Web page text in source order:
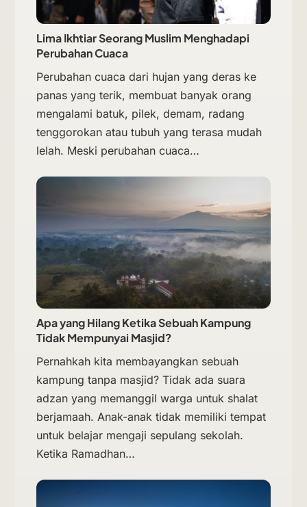
Lima Ikhtiar Seorang Muslim Menghadapi
Perubahan Cuaca
Perubahan cuaca dari hujan yang deras ke
panas yang terik, membuat banyak orang
mengalami batuk, pilek, demam, radang
tenggorokan atau tubuh yang terasa mudah
lelah. Meski perubahan cuaca…
Apa yang Hilang Ketika Sebuah Kampung
Tidak Mempunyai Masjid?
Pernahkah kita membayangkan sebuah
kampung tanpa masjid? Tidak ada suara
adzan yang memanggil warga untuk shalat
berjamaah. Anak-anak tidak memiliki tempat
untuk belajar mengaji sepulang sekolah.
Ketika Ramadhan…